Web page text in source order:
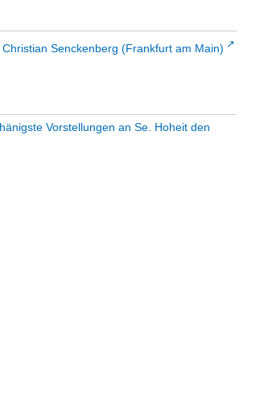
Senckenberg (Frankfurt am Main)
Vorstellungen an Se. Hoheit den